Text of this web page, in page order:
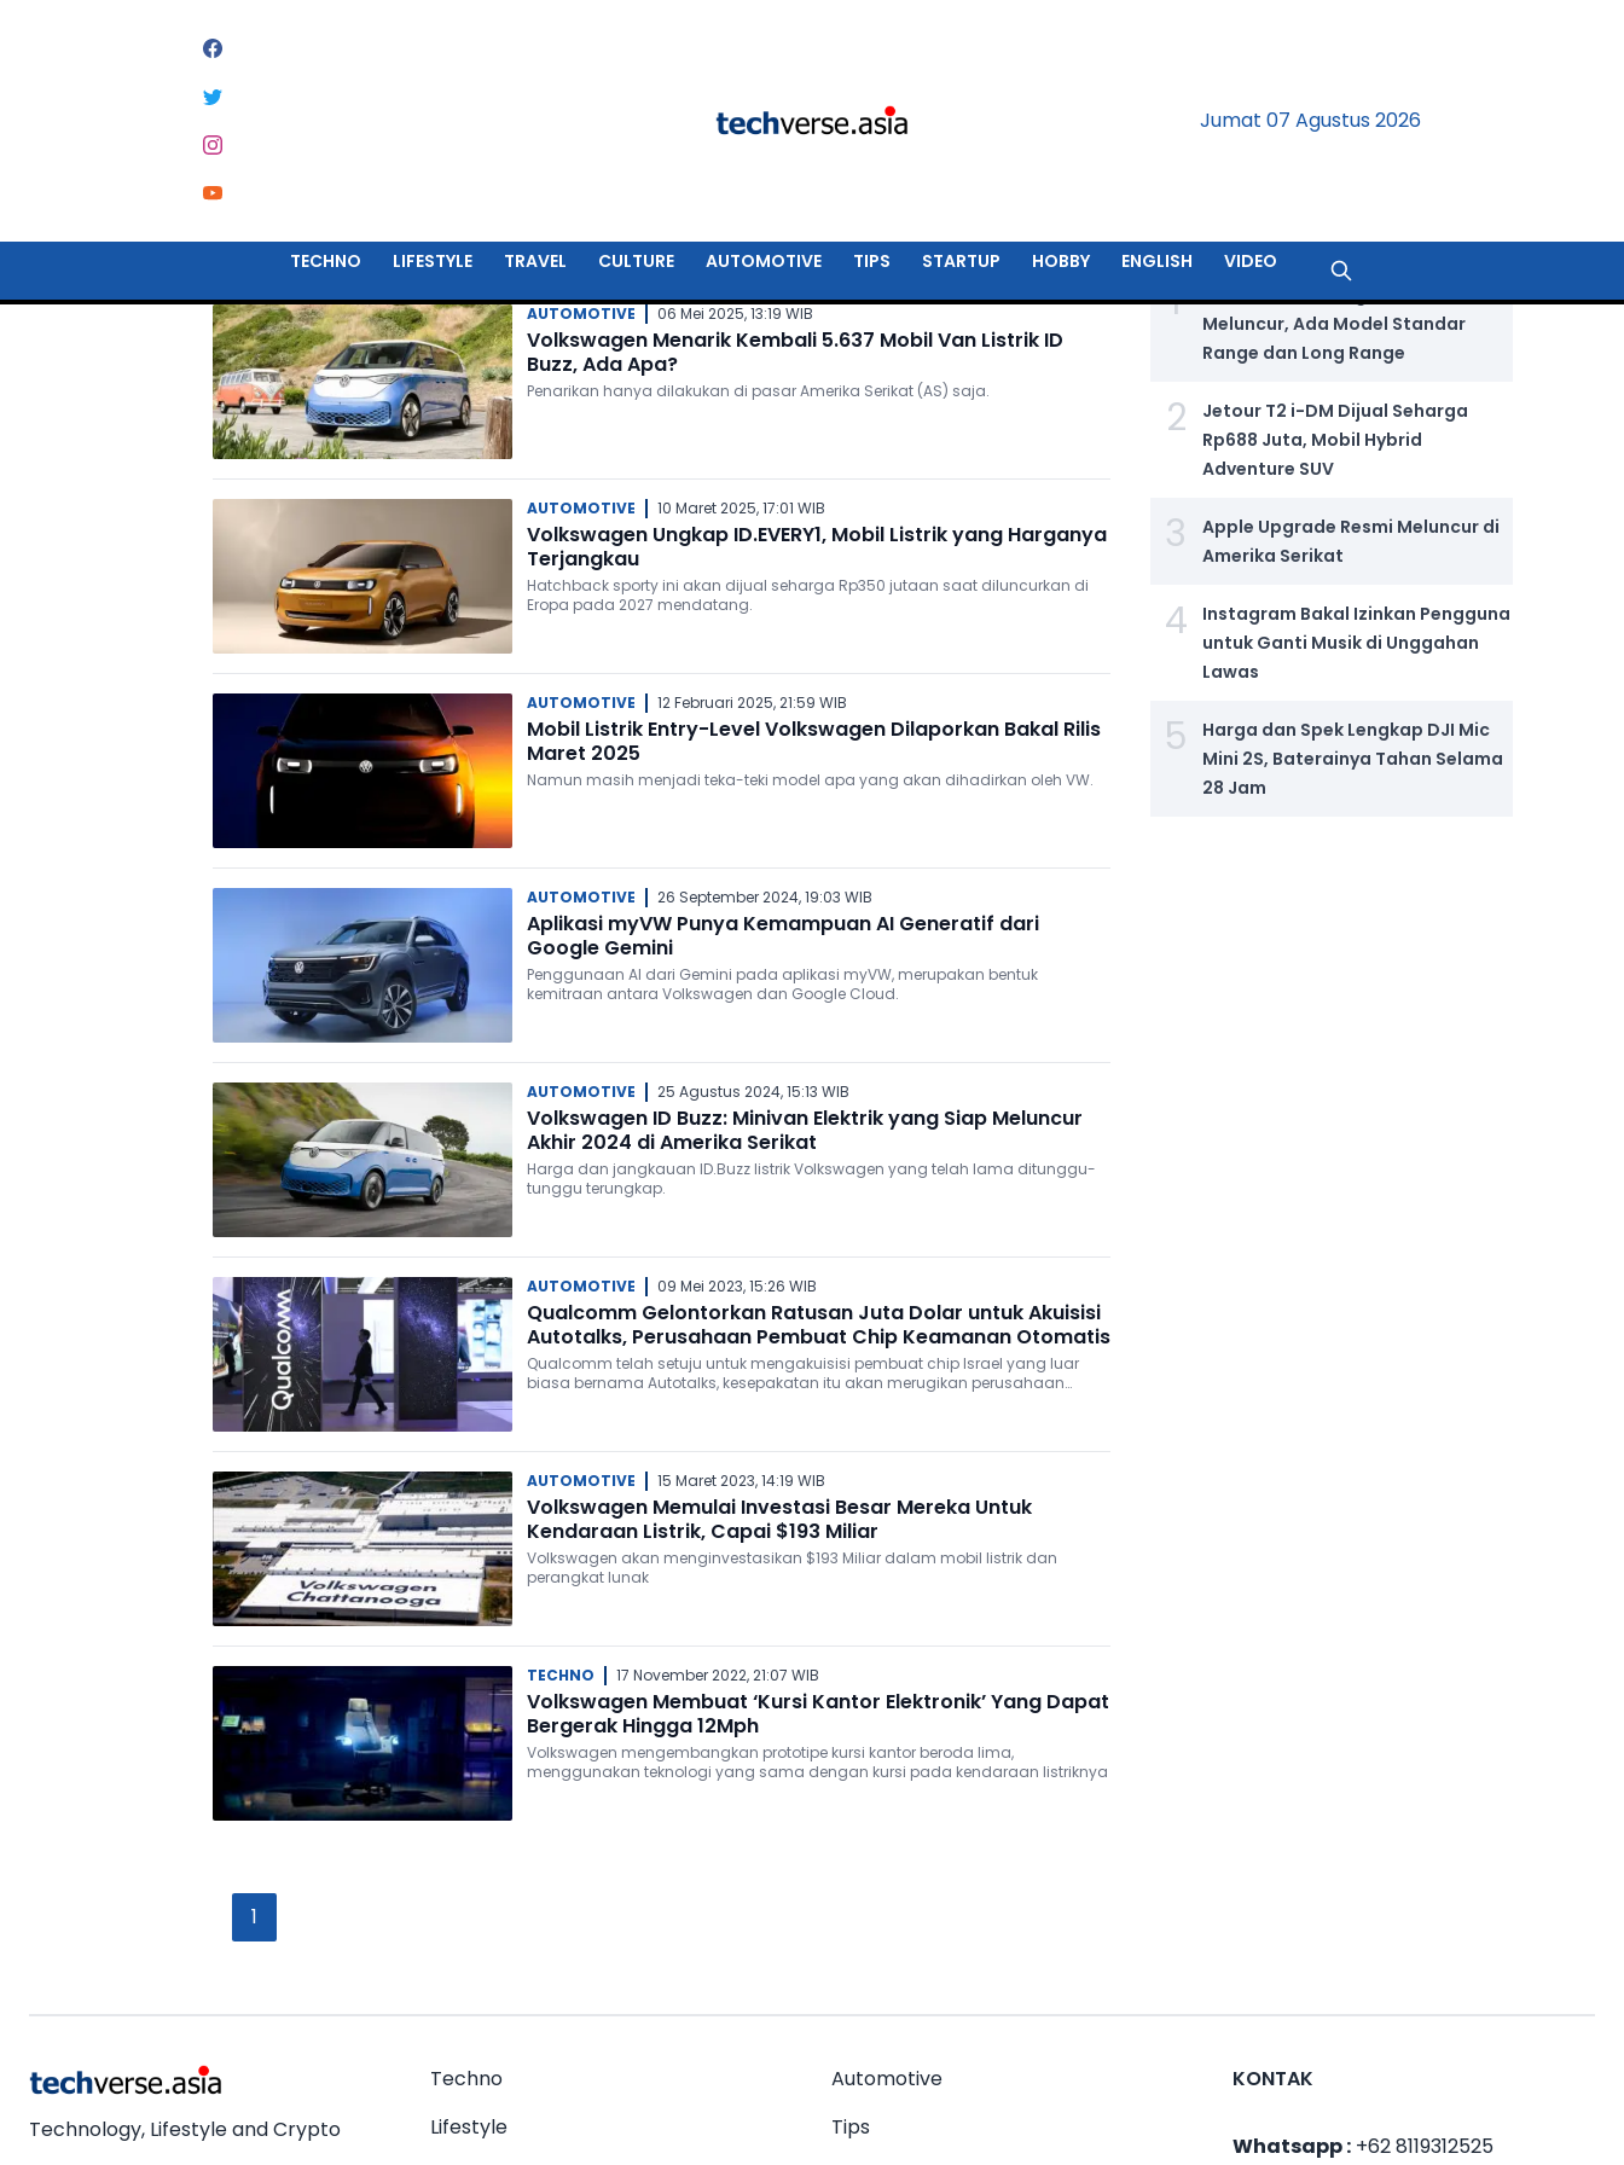
Jumat 07 Agustus 2026
TECHNO LIFESTYLE TRAVEL CULTURE AUTOMOTIVE TIPS STARTUP HOBBY ENGLISH VIDEO
#
AUTOMOTIVE 06 Mei 2025, 13:19 WIB
Volkswagen Menarik Kembali 5.637 Mobil Van Listrik ID
Buzz, Ada Apa?
Penarikan hanya dilakukan di pasar Amerika Serikat (AS) saja.
AUTOMOTIVE 10 Maret 2025, 17:01 WIB
Volkswagen Ungkap ID.EVERY1, Mobil Listrik yang Harganya
Terjangkau
Hatchback sporty ini akan dijual seharga Rp350 jutaan saat diluncurkan di
Eropa pada 2027 mendatang.
AUTOMOTIVE 12 Februari 2025, 21:59 WIB
Mobil Listrik Entry-Level Volkswagen Dilaporkan Bakal Rilis
Maret 2025
Namun masih menjadi teka-teki model apa yang akan dihadirkan oleh VW.
AUTOMOTIVE 26 September 2024, 19:03 WIB
Aplikasi myVW Punya Kemampuan AI Generatif dari
Google Gemini
Penggunaan AI dari Gemini pada aplikasi myVW, merupakan bentuk
kemitraan antara Volkswagen dan Google Cloud.
AUTOMOTIVE 25 Agustus 2024, 15:13 WIB
Volkswagen ID Buzz: Minivan Elektrik yang Siap Meluncur
Akhir 2024 di Amerika Serikat
Harga dan jangkauan ID.Buzz listrik Volkswagen yang telah lama ditunggu-
tunggu terungkap.
AUTOMOTIVE 09 Mei 2023, 15:26 WIB
Qualcomm Gelontorkan Ratusan Juta Dolar untuk Akuisisi
Autotalks, Perusahaan Pembuat Chip Keamanan Otomatis
Qualcomm telah setuju untuk mengakuisisi pembuat chip Israel yang luar
biasa bernama Autotalks, kesepakatan itu akan merugikan perusahaan
AUTOMOTIVE 15 Maret 2023, 14:19 WIB
Volkswagen Memulai Investasi Besar Mereka Untuk
Kendaraan Listrik, Capai $193 Miliar
Volkswagen akan menginvestasikan $193 Miliar dalam mobil listrik dan
perangkat lunak
TECHNO 17 November 2022, 21:07 WIB
Volkswagen Membuat ‘Kursi Kantor Elektronik’ Yang Dapat
Bergerak Hingga 12Mph
Volkswagen mengembangkan prototipe kursi kantor beroda lima,
menggunakan teknologi yang sama dengan kursi pada kendaraan listriknya
1
1
GIIAS 2026: Wuling Aira Ev Resmi
Meluncur, Ada Model Standar
Range dan Long Range
2
Jetour T2 i-DM Dijual Seharga
Rp688 Juta, Mobil Hybrid
Adventure SUV
3
Apple Upgrade Resmi Meluncur di
Amerika Serikat
4
Instagram Bakal Izinkan Pengguna
untuk Ganti Musik di Unggahan
Lawas
5
Harga dan Spek Lengkap DJI Mic
Mini 2S, Baterainya Tahan Selama
28 Jam
Technology, Lifestyle and Crypto
Techno
Lifestyle
Automotive
Tips
KONTAK
Whatsapp : +62 8119312525